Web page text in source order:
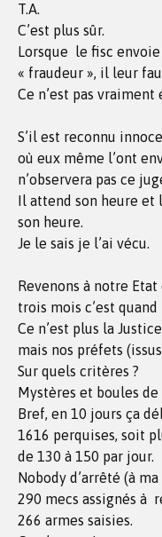
T.A.
C’est plus sûr.
Lorsque le fisc
« fraudeur », il leur
Ce n’est pas
S’il est reconnu
où eux même l’ont
n’observera pas ce
Il attend son heure et
son heure.
Je le sais je l’ai vécu.
Revenons à notre
trois mois c’est
Ce n’est plus la
mais nos préfets
Sur quels critères ?
Mystères et boules de
Bref, en 10 jours ça
1616 perquises, soit
de 130 à 150 par jour.
Nobody d’arrêté (à
290 mecs assignés à
266 armes saisies.